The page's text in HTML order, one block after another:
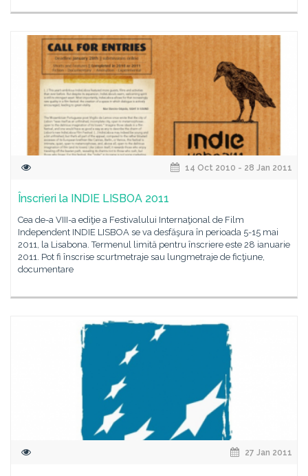
14 Oct 2010 - 28 Jan 2011
Înscrieri la INDIE LISBOA 2011
Cea de-a VIII-a ediţie a Festivalului Internaţional de Film
Independent INDIE LISBOA se va desfăşura în perioada 5-15 mai
2011, la Lisabona. Termenul limită pentru înscriere este 28 ianuarie
2011. Pot fi înscrise scurtmetraje sau lungmetraje de ficţiune,
documentare
27 Jan 2011